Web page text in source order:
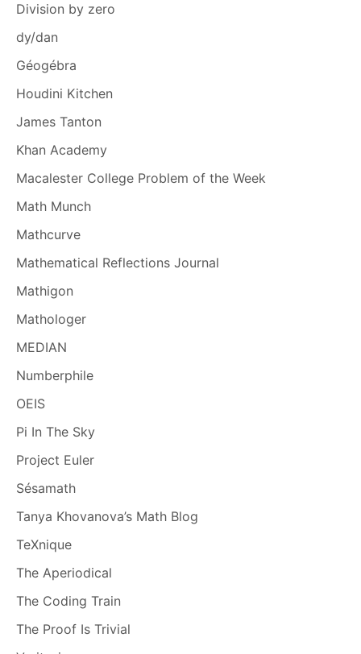
Division by zero
dy/dan
Géogébra
Houdini Kitchen
James Tanton
Khan Academy
Macalester College Problem of the Week
Math Munch
Mathcurve
Mathematical Reflections Journal
Mathigon
Mathologer
MEDIAN
Numberphile
OEIS
Pi In The Sky
Project Euler
Sésamath
Tanya Khovanova’s Math Blog
TeXnique
The Aperiodical
The Coding Train
The Proof Is Trivial